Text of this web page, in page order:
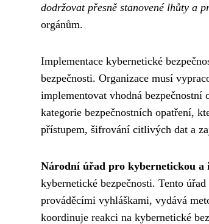
dodržovat přesně stanovené lhůty a
orgánům.
Implementace kybernetické
bezpečnosti. Organizace musí
implementovat vhodná
kategorie bezpečnostních opatření,
přístupem, šifrování citlivých dat a
Národní úřad pro kybernetickou a
kybernetické bezpečnosti. Tento
prováděcími vyhláškami, vydává
koordinuje reakci na kybernetické